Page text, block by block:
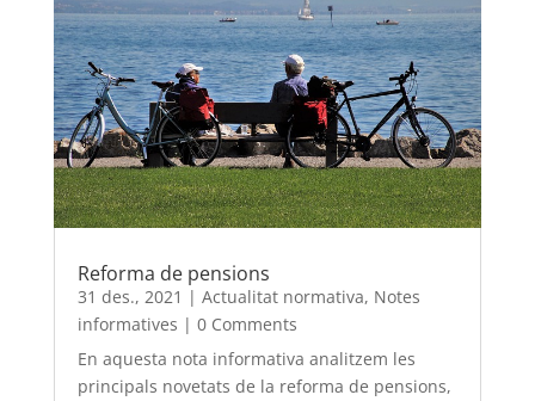
Reforma de pensions
31 des., 2021 | Actualitat normativa, Notes
informatives | 0 Comments
En aquesta nota informativa analitzem les
principals novetats de la reforma de pensions,